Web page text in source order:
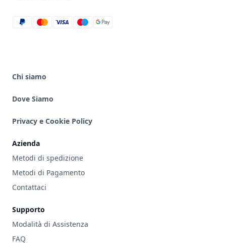
paypal
mastercard
visa
maestro
google_pay
Chi siamo
Dove Siamo
Privacy e Cookie Policy
Azienda
Metodi di spedizione
Metodi di Pagamento
Contattaci
Supporto
Modalità di Assistenza
FAQ